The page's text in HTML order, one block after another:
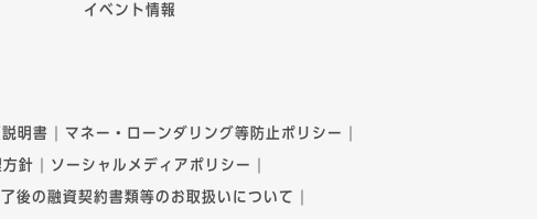
イベント情報
明書 マネー・ローンダリング等防止ポリシー
針 ソーシャルメディアポリシー
後の融資契約書類等のお取扱いについて